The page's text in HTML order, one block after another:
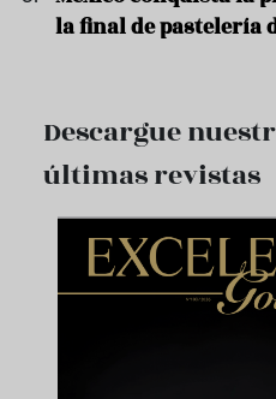
la final de pastelería
Descargue
últimas revistas